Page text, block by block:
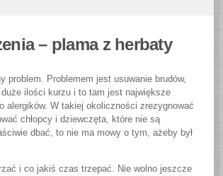
– plama z herbaty
problem. Problemem jest usuwanie brudów,
ilości kurzu i to tam jest największe
alergików. W takiej okoliczności zrezygnować
chłopcy i dziewczęta, które nie są
dbać, to nie ma mowy o tym, ażeby był
i co jakiś czas trzepać. Nie wolno jeszcze